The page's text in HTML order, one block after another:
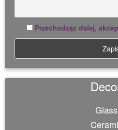
Przechodząc dalej,